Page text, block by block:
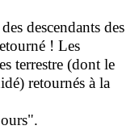
descendants des
! Les
terrestre (dont le
retournés à la